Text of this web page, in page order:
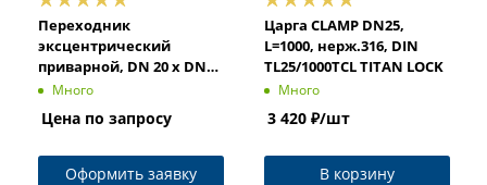
Переходник
эксцентрический
приварной, DN 20 x DN
15, нерж. сталь 316,
Много
Цена по запросу
Оформить заявку
Царга CLAMP DN25,
L=1000, нерж.316, DIN
TL25/1000TCL TITAN LOCK
Много
3 420 ₽/шт
В корзину